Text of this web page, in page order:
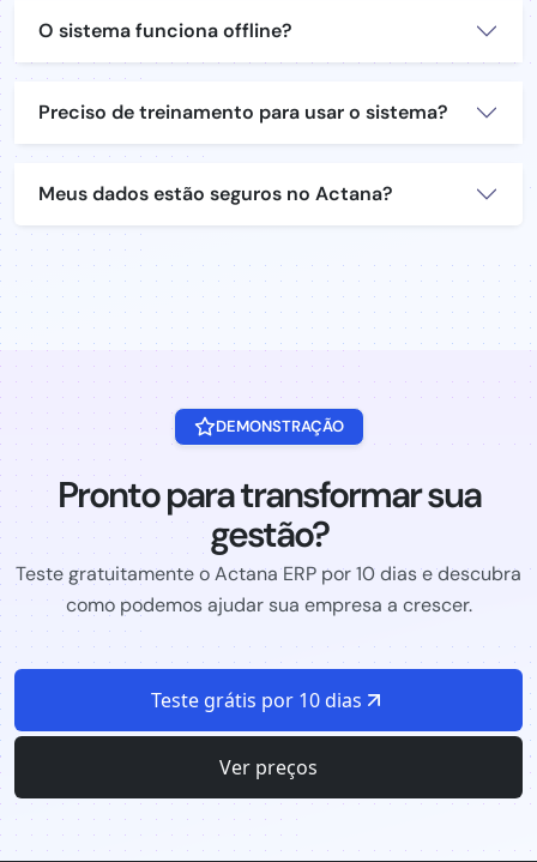
O sistema funciona offline?
Preciso de treinamento para usar o sistema?
Meus dados estão seguros no Actana?
DEMONSTRAÇÃO
Pronto para transformar sua
gestão?
Teste gratuitamente o Actana ERP por 10 dias e descubra
como podemos ajudar sua empresa a crescer.
Teste grátis por 10 dias
Ver preços